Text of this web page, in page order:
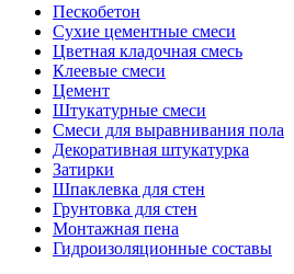
Пескобетон
Сухие цементные смеси
Цветная кладочная смесь
Клеевые смеси
Цемент
Штукатурные смеси
Смеси для выравнивания пола
Декоративная штукатурка
Затирки
Шпаклевка для стен
Грунтовка для стен
Монтажная пена
Гидроизоляционные составы